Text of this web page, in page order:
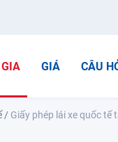
GIA GIÁ CÂU
/ Giấy phép lái xe quốc tế